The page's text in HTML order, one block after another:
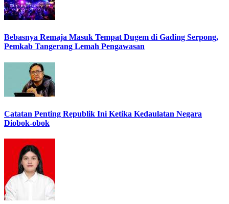
Bebasnya Remaja Masuk Tempat Dugem di Gading Serpong,
Pemkab Tangerang Lemah Pengawasan
Catatan Penting Republik Ini Ketika Kedaulatan Negara
Diobok-obok